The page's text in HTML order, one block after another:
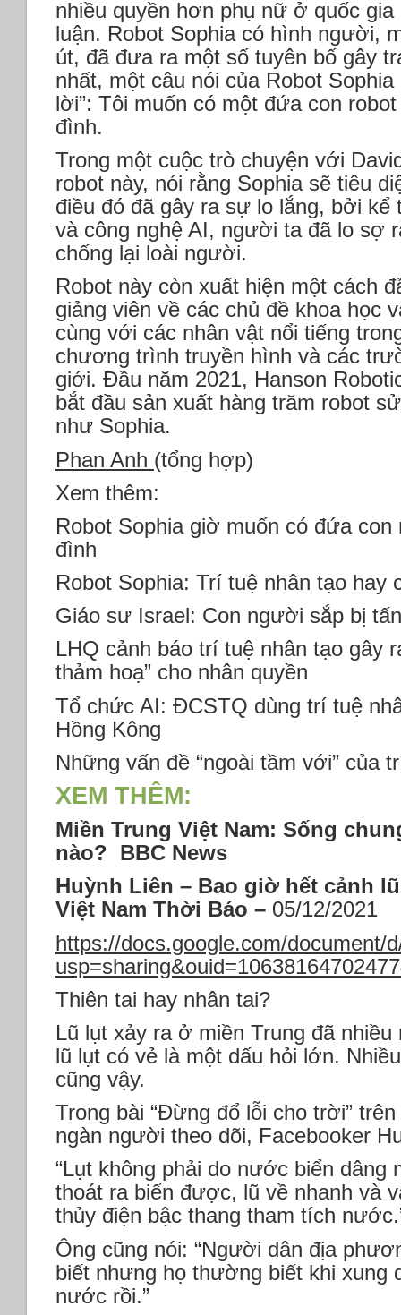
nhiều quyền hơn phụ nữ ở quốc
luận. Robot Sophia có hình người,
út, đã đưa ra một số tuyên bố gây
nhất, một câu nói của Robot
lời”: Tôi muốn có một đứa con
đình.
Trong một cuộc trò chuyện với
robot này, nói rằng Sophia sẽ tiêu
điều đó đã gây ra sự lo lắng, bởi
và công nghệ AI, người ta đã lo sợ
chống lại loài người.
Robot này còn xuất hiện một cách
giảng viên về các chủ đề khoa học
cùng với các nhân vật nổi tiếng
chương trình truyền hình và các
giới. Đầu năm 2021, Hanson
bắt đầu sản xuất hàng trăm robot
như Sophia.
Phan Anh (tổng hợp)
Xem thêm:
Robot Sophia giờ muốn có đứa
đình
Robot Sophia: Trí tuệ nhân tạo hay
Giáo sư Israel: Con người sắp bị
LHQ cảnh báo trí tuệ nhân tạo gây
thảm hoạ” cho nhân quyền
Tổ chức AI: ĐCSTQ dùng trí tuệ
Hồng Kông
Những vấn đề “ngoài tầm với” của
XEM THÊM:
Miền Trung Việt Nam: Sống
nào? BBC News
Huỳnh Liên – Bao giờ hết cảnh
Việt Nam Thời Báo – 05/12/2021
https://docs.google.com/document/
Thiên tai hay nhân tai?
Lũ lụt xảy ra ở miền Trung đã
lũ lụt có vẻ là một dấu hỏi lớn.
cũng vậy.
Trong bài “Đừng đổ lỗi cho trời”
ngàn người theo dõi, Facebooker
“Lụt không phải do nước biển dâng
thoát ra biển được, lũ về nhanh và
thủy điện bậc thang tham tích
Ông cũng nói: “Người dân địa
biết nhưng họ thường biết khi xung
nước rồi.”